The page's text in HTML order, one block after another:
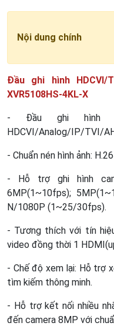
Nội dung chính
Đầu ghi hình HDCVI/
XVR5108HS-4KL-X
- Đầu ghi hình
HDCVI/Analog/IP/TVI/
- Chuẩn nén hình ảnh:
- Hỗ trợ ghi hình
6MP(1~10fps);
N/1080P (1~25/30fps).
- Tương thích với tín
video đồng thời 1
- Chế độ xem lại: Hỗ trợ
tìm kiếm thông minh.
- Hỗ trợ kết nối nhiều
đến camera 8MP với